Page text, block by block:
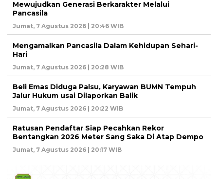
Mewujudkan Generasi Berkarakter Melalui
Pancasila
Jumat, 7 Agustus 2026 | 20:46 WIB
Mengamalkan Pancasila Dalam Kehidupan Sehari-
Hari
Jumat, 7 Agustus 2026 | 20:28 WIB
Beli Emas Diduga Palsu, Karyawan BUMN Tempuh
Jalur Hukum usai Dilaporkan Balik
Jumat, 7 Agustus 2026 | 20:22 WIB
Ratusan Pendaftar Siap Pecahkan Rekor
Bentangkan 2026 Meter Sang Saka Di Atap Dempo
Jumat, 7 Agustus 2026 | 20:17 WIB